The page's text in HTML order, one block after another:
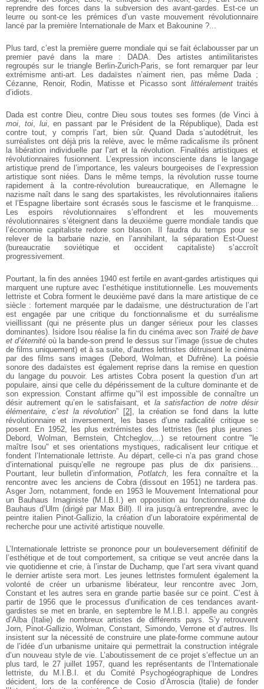
reprendre des forces dans la subversion des avant-gardes. Est-ce un
leurre ou sont-ce les prémices d’un vaste mouvement révolutionnaire
lancé par la première Internationale de Marx et Bakounine ?...
Plus tard, c’est la première guerre mondiale qui se fait éclabousser par un
premier pavé dans la mare : DADA. Des artistes antimilitaristes
regroupés sur le triangle Berlin-Zurich-Paris, se font remarquer par leur
extrémisme anti-art. Les dadaïstes n’aiment rien, pas même Dada ;
Cézanne, Renoir, Rodin, Matisse et Picasso sont littéralementtraités
d’idiots.
Dada est contre Dieu, contre Dieu sous toutes ses formes (de Vinci à
moi
toi, lui, en passant par le Président de la République), Dada est
contre tout, y compris l’art, bien sûr. Quand Dada s’autodétruit, les
surréalistes ont déjà pris la relève, avec le même radicalisme ils prônent
la libération individuelle par l’art et la révolution. Finalités artistiques et
révolutionnaires fusionnent. L’expression inconsciente dans le langage
artistique prend de l’importance, les valeurs bourgeoises de l’expression
artistique sont niées. Dans le même temps, la révolution russe tourne
rapidement à la contre-révolution bureaucratique, en Allemagne le
nazisme naît dans le sang des spartakistes, les révolutionnaires italiens
et l’Espagne libertaire sont écrasés sous le fascisme et le franquisme...
Les espoirs révolutionnaires s’effondrent et les mouvements
révolutionnaires s’éteignent dans la deuxième guerre mondiale tandis que
l’économie capitaliste redore son blason. Il faudra du temps pour se
relever de la barbarie nazie, en l’annihilant, la séparation Est-Ouest
(bureaucratie soviétique et occident capitaliste) s’accroît
progressivement.
Pourtant, la fin des années 1940 est fertile en avant-gardes artistiques qui
marquent une rupture avec l’esthétique institutionnelle. Les mouvements
lettriste et Cobra forment le deuxième pavé dans la mare artistique de ce
siècle : fortement marquée par le dadaïsme, une déstructuration de l’art
est engagée par une critique du fonctionnalisme et du surréalisme
vieillissant (qui ne présente plus un danger sérieux pour les classes
dominantes). Isidore Isou réalise la fin du cinéma avec son Traité de bave
et d’éternité où la bande-son prend le dessus sur l’image (issue de chutes
de films uniquement) et à sa suite, d’autres lettristes détruisent le cinéma
par des films sans images (Debord, Wolman, et Dufrêne). La poésie
sonore des dadaïstes est également reprise dans la remise en question
du langage du pouvoir. Les artistes Cobra posent la question d’un art
populaire, ainsi que celle du dépérissement de la culture dominante et de
son expression. Constant affirme qu’“il est impossible de connaître un
désir autrement qu’en le satisfaisant, et la satisfaction de notre désir
élémentaire, c’est la révolution” [2]
, la création se fond dans la lutte
révolutionnaire et inversement, les bases d’une radicalité critique se
posent. En 1952, les plus extrémistes des lettristes (les plus jeunes :
Debord, Wolman, Bernstein, Chtcheglov,...) se retournent contre "le
maître Isou" et ses orientations mystiques, radicalisent leur critique et
fondent l’Internationale lettriste. Au départ, celle-ci n’a pas grand chose
d’international puisqu’elle ne regroupe pas plus de dix parisiens...
Pourtant, leur bulletin d’information, Potlatch, les fera connaître et la
rencontre avec les anciens de Cobra (dissout en 1951) ne tardera pas.
Asger Jorn, notamment, fonde en 1953 le Mouvement International pour
un Bauhaus Imaginiste (M.I.B.I.) en opposition au fonctionnalisme du
Bauhaus d’Ulm (dirigé par Max Bill). Il ira jusqu’à entreprendre, avec le
peintre italien Pinot-Gallizio, la création d’un laboratoire expérimental de
recherche pour une activité artistique nouvelle.
L’Internationale lettriste se prononce pour un bouleversement définitif de
l’esthétique et de tout comportement, sa critique se veut ancrée dans la
vie quotidienne et crie, à l’instar de Duchamp, que l’art sera vivant quand
le dernier artiste sera mort. Les jeunes lettristes formulent également la
volonté de créer un urbanisme libérateur, leur rencontre avec Jorn,
Constant et les autres sera en grande partie basée sur ce point. C’est à
partir de 1956 que le processus d’unification de ces tendances avant-
gardistes se met en branle, en septembre le M.I.B.I. appelle au congrès
d’Alba (Italie) de nombreux artistes de différents pays. S’y retrouvent
Jorn, Pinot-Gallizio, Wolman, Constant, Simondo, Verrone et d’autres. Ils
insistent sur la nécessité de construire une plate-forme commune autour
de l’idée d’un urbanisme unitaire qui permettrait la construction intégrale
d’un nouveau style de vie. L’aboutissement de ce projet s’effectue un an
plus tard, le 27 juillet 1957, quand les représentants de l’Internationale
lettriste, du M.I.B.I. et du Comité Psychogéographique de Londres
décident, lors de la conférence de Cosio d’Arroscia (Italie) de fonder